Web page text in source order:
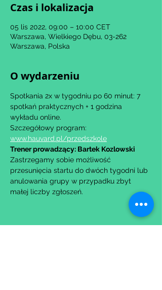
Czas i lokalizacja
05 lis 2022, 09:00 – 10:00 CET
Warszawa, Wielkiego Dębu, 03-262
Warszawa, Polska
O wydarzeniu
Spotkania 2x w tygodniu po 60 minut: 7
spotkań praktycznych + 1 godzina
wykładu online.
Szczegółowy program:
www.hauvard.pl/przedszkole
Trener prowadzący: Bartek Kozlowski
Zastrzegamy sobie możliwość
przesunięcia startu do dwóch tygodni lub
anulowania grupy w przypadku zbyt
małej liczby zgłoszeń.